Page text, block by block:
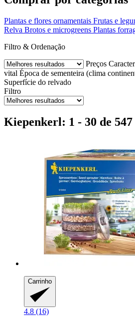
Plantas e flores ornamentais Frutas e
Relva Brotos e microgreens Plantas
Filtro & Ordenação
Preços
vital Época de sementeira (clima
Superfície do relvado
Filtro
Kiepenkerl: 1 - 30 de
Carrinho
4.8 (16)